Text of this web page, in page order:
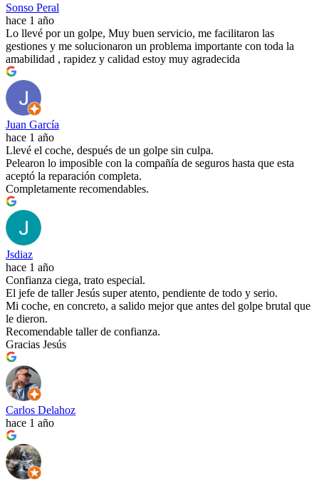
Sonso Peral
hace 1 año
Lo llevé por un golpe, Muy buen servicio, me facilitaron las
gestiones y me solucionaron un problema importante con toda la
amabilidad , rapidez y calidad estoy muy agradecida
Juan García
hace 1 año
Llevé el coche, después de un golpe sin culpa.
Pelearon lo imposible con la compañía de seguros hasta que esta
aceptó la reparación completa.
Completamente recomendables.
Jsdiaz
hace 1 año
Confianza ciega, trato especial.
El jefe de taller Jesús super atento, pendiente de todo y serio.
Mi coche, en concreto, a salido mejor que antes del golpe brutal que
le dieron.
Recomendable taller de confianza.
Gracias Jesús
Carlos Delahoz
hace 1 año